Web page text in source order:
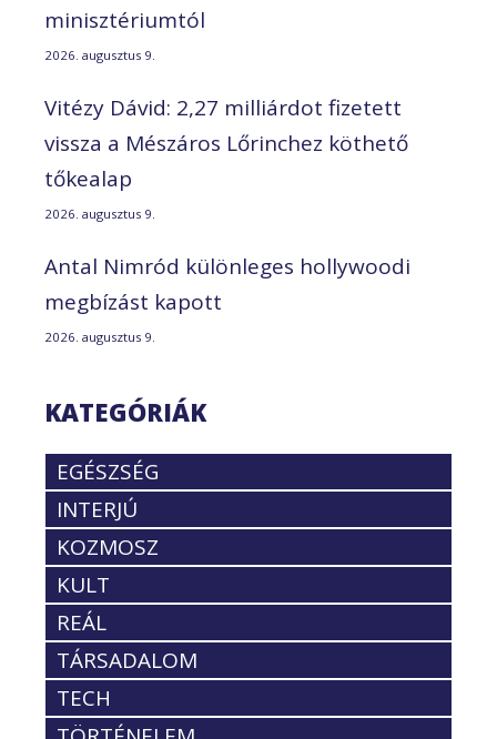
minisztériumtól
2026. augusztus 9.
Vitézy Dávid: 2,27 milliárdot fizetett
vissza a Mészáros Lőrinchez köthető
tőkealap
2026. augusztus 9.
Antal Nimród különleges hollywoodi
megbízást kapott
2026. augusztus 9.
KATEGÓRIÁK
EGÉSZSÉG
INTERJÚ
KOZMOSZ
KULT
REÁL
TÁRSADALOM
TECH